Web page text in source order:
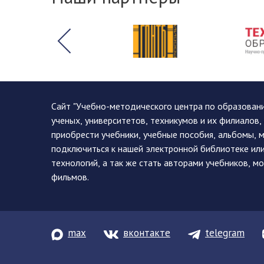
Сайт "Учебно-методического центра по
ученых, университетов, техникумов и их
приобрести учебники, учебные пособия, альбомы,
подключиться к нашей электронной библиотеке
технологий, а так же стать авторами учебников,
фильмов.
max вконтакте telegram